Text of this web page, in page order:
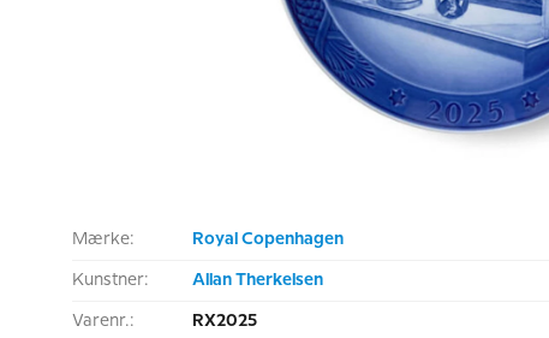
Mærke: Royal Copenhagen
Kunstner: Allan Therkelsen
Varenr.: RX2025